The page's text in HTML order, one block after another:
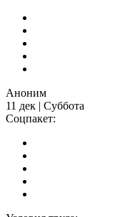
Аноним
11 дек | Суббота
Соцпакет: